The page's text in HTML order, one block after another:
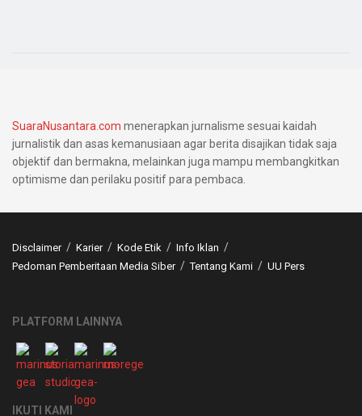
SuaraNusantara.com menerapkan jurnalisme sesuai kaidah
jurnalistik dan asas kemanusiaan agar berita disajikan tidak saja
objektif dan bermakna, melainkan juga mampu membangkitkan
optimisme dan perilaku positif para pembaca.
Disclaimer Karier Kode Etik
Info Iklan
Pedoman Pemberitaan Media Siber
Tentang Kami UU Pers
PLATFORM LAINNYA
IKUTI KAMI